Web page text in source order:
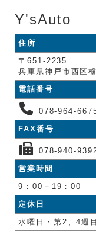
Y'sAuto
住所
〒651-2235
兵庫県神戸市西区
電話番号
078-964-
FAX番号
078-940-
営業時間
9：00－19：00
定休日
水曜日・第2、4週